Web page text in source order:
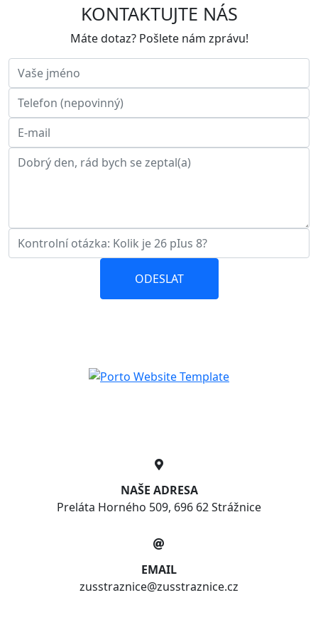
KONTAKTUJTE NÁS
Máte dotaz? Pošlete nám zprávu!
NAŠE ADRESA
Preláta Horného 509, 696 62 Strážnice
EMAIL
zusstraznice@zusstraznice.cz